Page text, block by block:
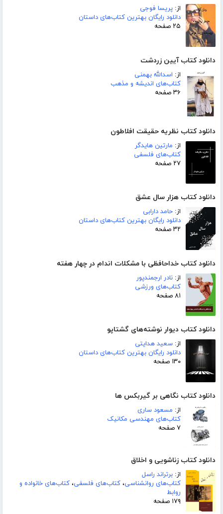
از: پریسا فوجی
دانلود رایگان بهترین کتاب‌های داستان
۲۵ صفحه
دانلود کتاب آیین زردشت
از: اسدالله بهمنی
کتاب‌های اندیشه و مذهب
۳۶ صفحه
دانلود کتاب نظریه حقیقت افلاطون
از: مارتین هایدگر
کتاب‌های فلسفی
۲۷ صفحه
دانلود کتاب هزار سال عشق
از: حامد دارابی
دانلود رایگان بهترین کتاب‌های داستان
۳۲ صفحه
دانلود کتاب خداحافظی با مشکلات اندام در چهار هفته
از: نادر ارجمندپور
کتاب‌های ورزشی
۸۱ صفحه
دانلود کتاب دیوار نوشته‌های گشتاپو
از: سعید هدایتی
دانلود رایگان بهترین کتاب‌های داستان
۱۳۰ صفحه
دانلود کتاب نگاهی بر گیربکس ها
از: مسعود ساری
کتاب‌های مهندسی مکانیک
۷ صفحه
دانلود کتاب زناشویی و اخلاق
از: برتراند راسل
کتاب‌های روانشناسی، کتاب‌های فلسفی، کتاب‌های خانواده و
روابط
۱۷۹ صفحه